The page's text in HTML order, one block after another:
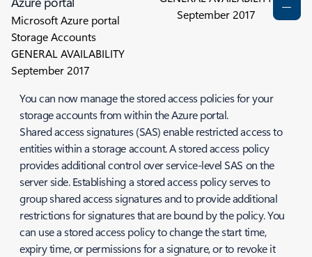
Microsoft Azure portal
Storage Accounts
GENERAL AVAILABILITY
September 2017
September 2017
You can now manage the stored access policies for your
storage accounts from within the Azure portal.
Shared access signatures (SAS) enable restricted access to
entities within a storage account. A stored access policy
provides additional control over service-level SAS on the
server side. Establishing a stored access policy serves to
group shared access signatures and to provide additional
restrictions for signatures that are bound by the policy. You
can use a stored access policy to change the start time,
expiry time, or permissions for a signature, or to revoke it